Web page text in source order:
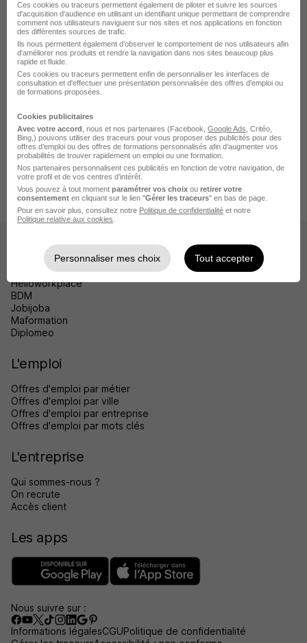
Emploi Castelsarrasin
Emploi Lauzerte
Emploi Caussade
Emploi Beaumont-de-Lomagne
Voir plus
Accueil Emploi Emploi Valence
Emploi Secrétariat Valence
Emploi Hôtesse d'accueil Valence
Hôte Principal H/F
Les sites
Helloworkplace
BDM
Jobijoba
Maformation
Diplomeo
L'emploi
Offres d'emploi par métier
Offres d'emploi par ville
Offres d'emploi par entreprise
Offres d'emploi par mots clés
L'entreprise
Qui sommes-nous ?
On recrute
Accès client
Les apps
Nous suivre sur :
Informations légalesCGUPolitique de confidentialité
Ces cookies ou traceurs permettent également de piloter et suivre les sources
d'acquisition d'audience en utilisant un identifiant unique permettant de comprendre
comment nos utilisateurs naviguent sur nos sites et nos applications en fonction
des différentes sources de trafic.
Ils nous permettent également d’observer le comportement de nos utilisateurs afin
d'améliorer nos produits et rendre la navigation dans nos sites beaucoup plus
rapide et fluide.
Ces cookies ou traceurs permettent enfin de personnaliser les interfaces de
consultation et d'effectuer une présentation personnalisée des offres d'emploi ou
de formations proposées.
Cookies publicitaires
Avec votre accord , nous et nos partenaires (Facebook, Google Ads , Critéo,
Bing,) pouvons utiliser des traceurs pour vous proposer des publicités pour des
offres d’emploi ou des offres de formations personnalisés afin d’augmenter vos
probabilités de trouver rapidement un emploi ou une formation.
Nos partenaires personnalisent ces publicités en fonction de votre navigation, de
votre profil et de vos centres d’intérêt.
Vous pouvez à tout moment paramétrer vos choix ou retirer votre
consentement en cliquant sur le lien "Gérer les traceurs" en bas de page.
Pour en savoir plus, consultez notre Politique de confidentialité et notre
Politique relative aux cookies
Personnaliser mes choix Tout accepter